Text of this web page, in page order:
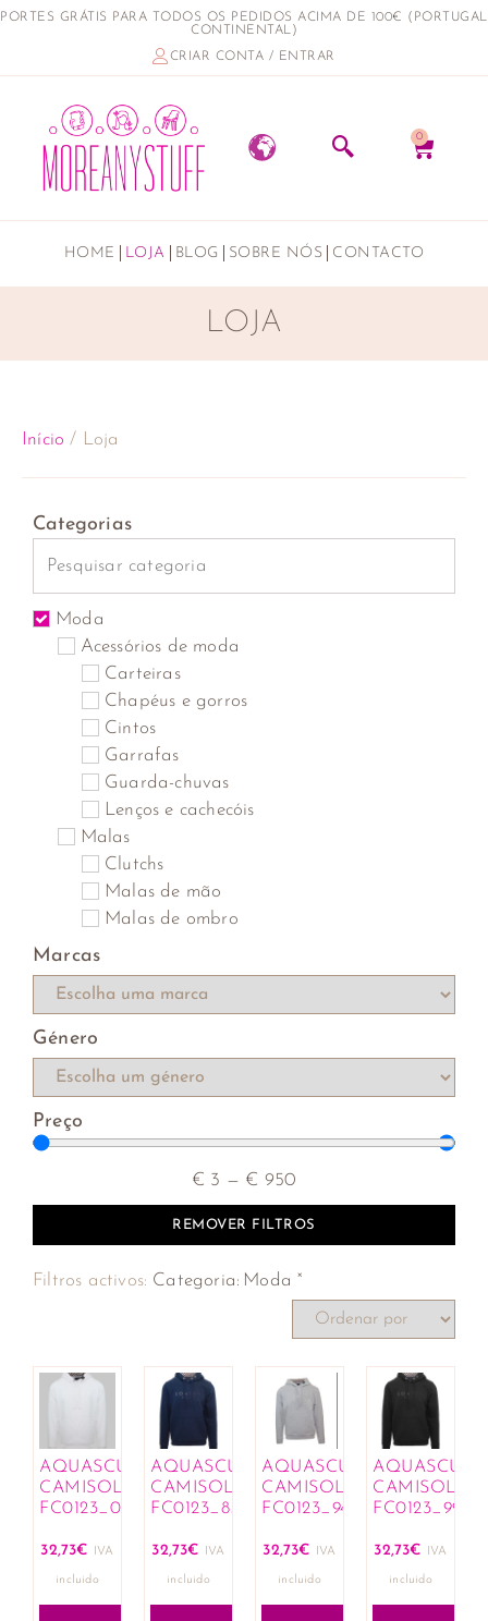
PORTES GRÁTIS PARA TODOS OS PEDIDOS ACIMA DE 100€ (PORTUGAL
CONTINENTAL)
CRIAR CONTA / ENTRAR
0
HOME LOJA BLOG SOBRE NÓS CONTACTO
LOJA
Início / Loja
Categorias
Moda
Acessórios de moda
Carteiras
Chapéus e gorros
Cintos
Garrafas
Guarda-chuvas
Lenços e cachecóis
Malas
Clutchs
Malas de mão
Malas de ombro
Mochilas
Sacos de viagem
Roupa
Blusões
Camisolas
Roupa interior
Boxers
Sobretudos
Marcas
Género
Preço
€ 3 — € 950
REMOVER FILTROS
Filtros activos: Categoria: Moda ×
AQUASCUTUM
CAMISOLAS
FC0123_01
32,73€ IVA
incluido
AQUASCUTUM
CAMISOLAS
FC0123_85
32,73€ IVA
incluido
AQUASCUTUM
CAMISOLAS
FC0123_94
32,73€ IVA
incluido
CAMISOLAS
FC0123_99
32,73€ IVA
incluido